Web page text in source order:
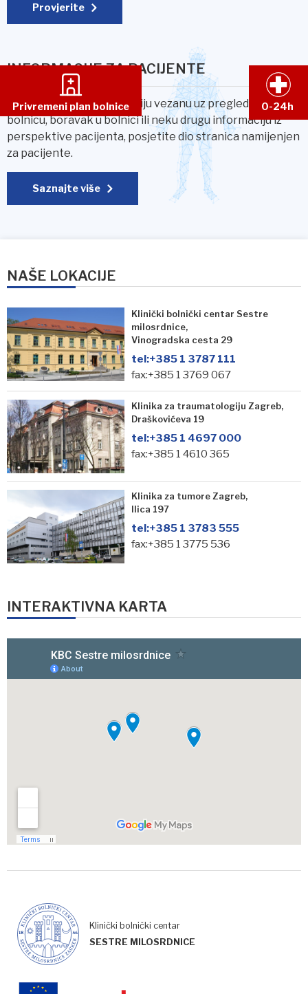
0-24h
Privremeni plan bolnice
Provjerite
INFORMACIJE ZA PACIJENTE
Ukoliko trebate informaciju vezanu uz pregled, prijavu u
bolnicu, boravak u bolnici ili neku drugu informaciju iz
perspektive pacijenta, posjetite dio stranica namijenjen
za pacijente.
Saznajte više
NAŠE LOKACIJE
Klinički bolnički centar Sestre
milosrdnice,
Vinogradska cesta 29
tel:+385 1 3787 111
fax:+385 1 3769 067
Klinika za traumatologiju Zagreb,
Draškovićeva 19
tel:+385 1 4697 000
fax:+385 1 4610 365
Klinika za tumore Zagreb,
Ilica 197
tel:+385 1 3783 555
fax:+385 1 3775 536
INTERAKTIVNA KARTA
Klinički bolnički centar
SESTRE MILOSRDNICE